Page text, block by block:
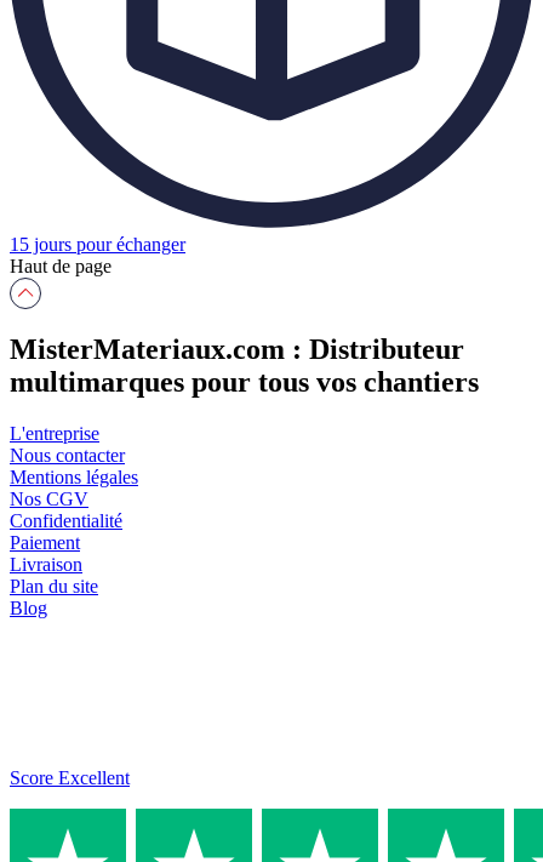
15 jours pour échanger
Haut de page
MisterMateriaux.com : Distributeur
multimarques pour tous vos chantiers
L'entreprise
Nous contacter
Mentions légales
Nos CGV
Confidentialité
Paiement
Livraison
Plan du site
Blog
Score Excellent